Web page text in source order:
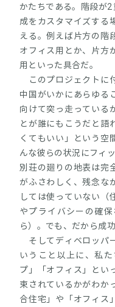
かたちである。階段が
成をカスタマイズする
える。例えば片方の階
オフィス用とか、片方
用といった具合だ。
このプロジェクトに
中国がいかにあらゆる
向けて突っ走っている
とが誰にもこうだと語
くてもいい」という空
んな彼らの状況にフィ
別荘の廻りの地表は完
がふさわしく、残念な
しては使っていない（
やプライバシーの確
ら）。でも、だから成
そしてディベロッパ
いうこと以上に、私
プ」「オフィス」とい
束されているかがわか
合住宅」や「オフィス